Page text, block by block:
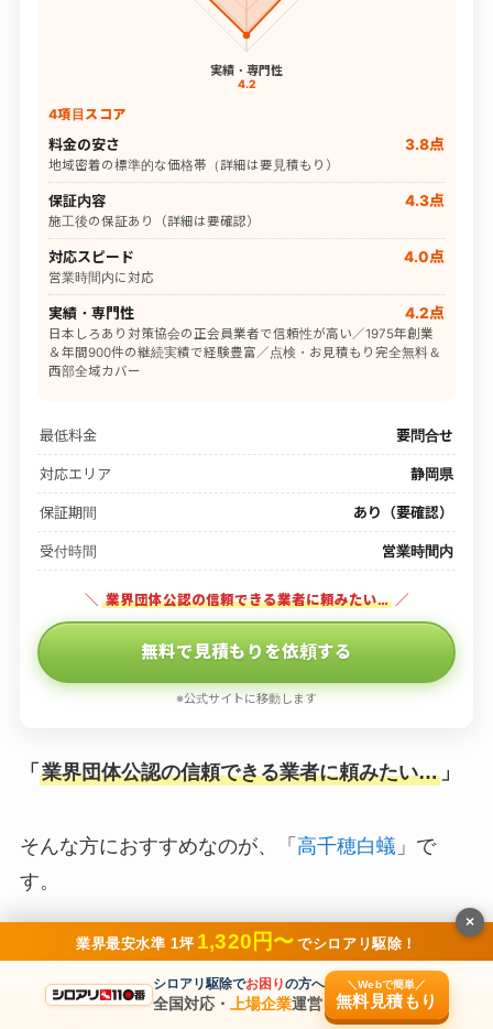
実績・専門性
4.2
4項目スコア
料金の安さ 3.8点
地域密着の標準的な価格帯（詳細は要見積もり）
保証内容 4.3点
施工後の保証あり（詳細は要確認）
対応スピード 4.0点
営業時間内に対応
実績・専門性 4.2点
日本しろあり対策協会の正会員業者で信頼性が高い／1975年創業
＆年間900件の継続実績で経験豊富／点検・お見積もり完全無料＆
西部全域カバー
最低料金 要問合せ
対応エリア 静岡県
保証期間 あり（要確認）
受付時間 営業時間内
＼ 業界団体公認の信頼できる業者に頼みたい… ／
無料で見積もりを依頼する
※公式サイトに移動します
「 業界団体公認の信頼できる業者に頼みたい…」
そんな方におすすめなのが、「 高千穂白蟻 」で
す。
1975年創業、浜松市中央区を拠点にシロアリ駆除
一筋50年の公益社団法人日本しろあり対策協会の
業界最安水準 1坪 1,320円〜 でシロアリ駆除！
シロアリ駆除でお困りの方へ
全国対応・ 上場企業運営
＼Webで簡単／
無料見積もり
×